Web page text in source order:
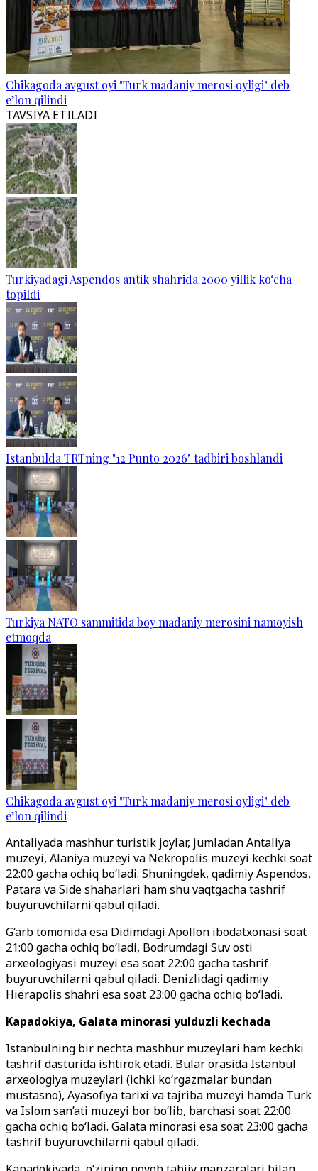
Chikagoda avgust oyi "Turk madaniy merosi oyligi" deb
e’lon qilindi
TAVSIYA ETILADI
Turkiyadagi Aspendos antik shahrida 2000 yillik ko‘cha
topildi
Istanbulda TRTning "12 Punto 2026" tadbiri boshlandi
Turkiya NATO sammitida boy madaniy merosini namoyish
etmoqda
Chikagoda avgust oyi "Turk madaniy merosi oyligi" deb
e’lon qilindi
Antaliyada mashhur turistik joylar, jumladan Antaliya
muzeyi, Alaniya muzeyi va Nekropolis muzeyi kechki soat
22:00 gacha ochiq bo‘ladi. Shuningdek, qadimiy Aspendos,
Patara va Side shaharlari ham shu vaqtgacha tashrif
buyuruvchilarni qabul qiladi.
G‘arb tomonida esa Didimdagi Apollon ibodatxonasi soat
21:00 gacha ochiq bo‘ladi, Bodrumdagi Suv osti
arxeologiyasi muzeyi esa soat 22:00 gacha tashrif
buyuruvchilarni qabul qiladi. Denizlidagi qadimiy
Hierapolis shahri esa soat 23:00 gacha ochiq bo‘ladi.
Kapadokiya, Galata minorasi yulduzli kechada
Istanbulning bir nechta mashhur muzeylari ham kechki
tashrif dasturida ishtirok etadi. Bular orasida Istanbul
arxeologiya muzeylari (ichki ko‘rgazmalar bundan
mustasno), Ayasofiya tarixi va tajriba muzeyi hamda Turk
va Islom san’ati muzeyi bor bo‘lib, barchasi soat 22:00
gacha ochiq bo‘ladi. Galata minorasi esa soat 23:00 gacha
tashrif buyuruvchilarni qabul qiladi.